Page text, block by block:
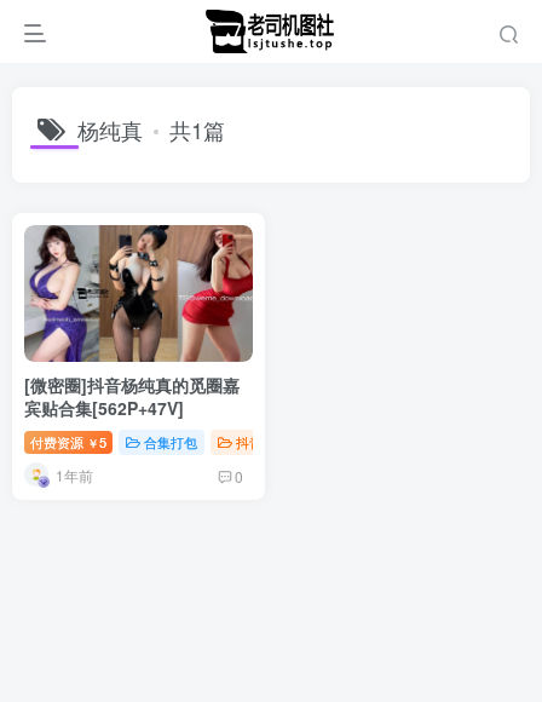
杨纯真 共1篇
[微密圈]抖音杨纯真的觅圈嘉
宾贴合集[562P+47V]
付费资源 ￥5 合集打包 抖音微密
1年前 0